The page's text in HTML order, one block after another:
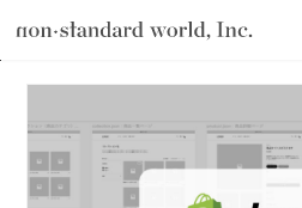
about
service
works